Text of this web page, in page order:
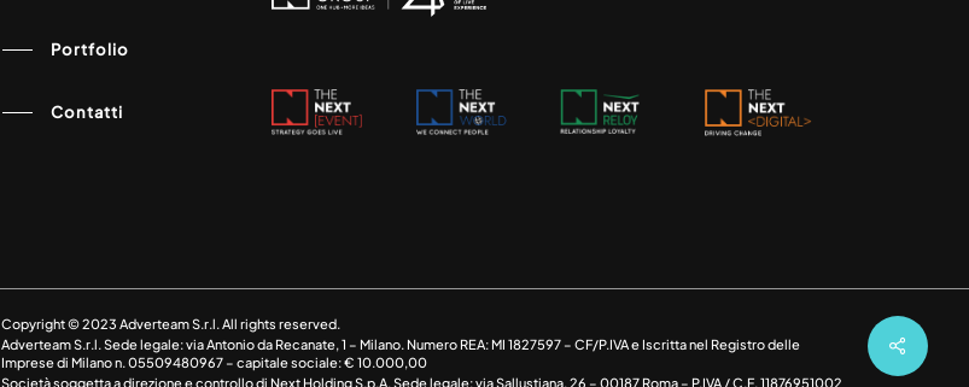
Portfolio
Contatti
Copyright © 2023 Adverteam S.r.l. All rights reserved.
Adverteam S.r.l. Sede legale: via Antonio da Recanate, 1 – Milano. Numero REA: MI 1827597 – CF/P.IVA e Iscritta nel Registro delle
Imprese di Milano n. 05509480967 – capitale sociale: € 10.000,00
Società soggetta a direzione e controllo di Next Holding S.p.A. Sede legale: via Sallustiana, 26 – 00187 Roma – P.IVA / C.F. 11876951002